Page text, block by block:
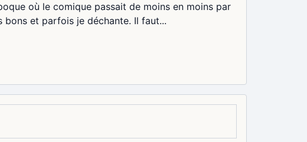
où le comique passait de moins en moins par
bons et parfois je déchante. Il faut...